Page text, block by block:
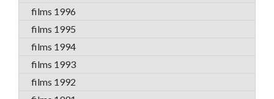
films 1996
films 1995
films 1994
films 1993
films 1992